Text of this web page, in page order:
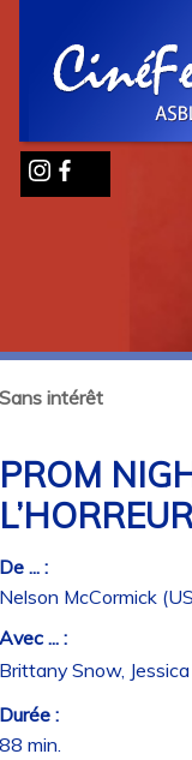
intérêt
... :
McCormick
... :
Snow,
:
min.